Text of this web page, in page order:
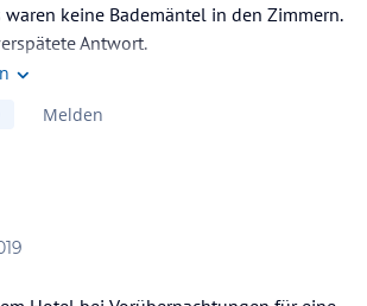
keine Bademäntel in den Zimmern.
Antwort.
Melden